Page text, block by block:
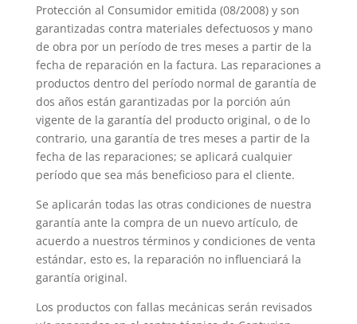
Protección al Consumidor emitida (08/2008) y son
garantizadas contra materiales defectuosos y mano
de obra por un período de tres meses a partir de la
fecha de reparación en la factura. Las reparaciones a
productos dentro del período normal de garantía de
dos años están garantizadas por la porción aún
vigente de la garantía del producto original, o de lo
contrario, una garantía de tres meses a partir de la
fecha de las reparaciones; se aplicará cualquier
período que sea más beneficioso para el cliente.
Se aplicarán todas las otras condiciones de nuestra
garantía ante la compra de un nuevo artículo, de
acuerdo a nuestros términos y condiciones de venta
estándar, esto es, la reparación no influenciará la
garantía original.
Los productos con fallas mecánicas serán revisados